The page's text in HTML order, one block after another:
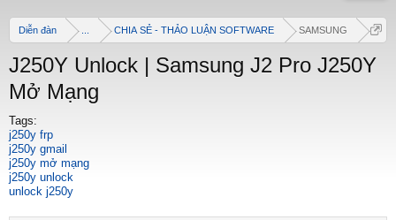
Diễn đàn CHIA SẺ - THẢO LUẬN SOFTWARE SAMSUNG
J250Y Unlock | Samsung J2 Pro J250Y
Mở Mạng
Tags:
j250y frp
j250y gmail
j250y mở mạng
j250y unlock
unlock j250y